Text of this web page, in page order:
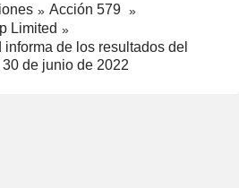
Acción 579
Limited
de los resultados del
de junio de 2022